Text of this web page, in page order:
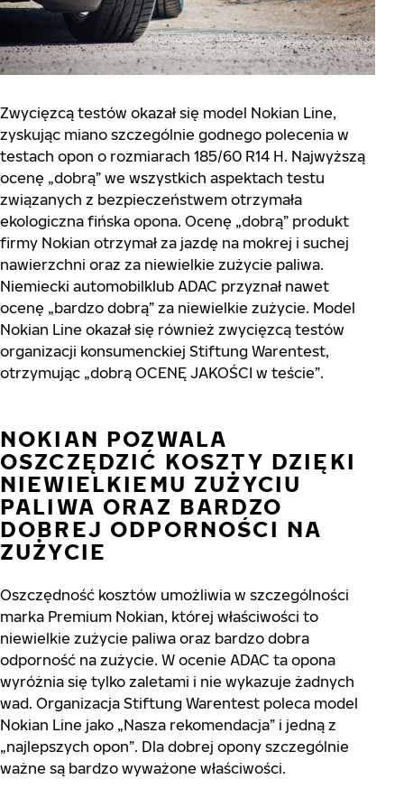
Zwycięzcą testów okazał się model Nokian Line,
zyskując miano szczególnie godnego polecenia w
testach opon o rozmiarach 185/60 R14 H. Najwyższą
ocenę „dobrą” we wszystkich aspektach testu
związanych z bezpieczeństwem otrzymała
ekologiczna fińska opona. Ocenę „dobrą” produkt
firmy Nokian otrzymał za jazdę na mokrej i suchej
nawierzchni oraz za niewielkie zużycie paliwa.
Niemiecki automobilklub ADAC przyznał nawet
ocenę „bardzo dobrą” za niewielkie zużycie. Model
Nokian Line okazał się również zwycięzcą testów
organizacji konsumenckiej Stiftung Warentest,
otrzymując „dobrą OCENĘ JAKOŚCI w teście”.
NOKIAN POZWALA
OSZCZĘDZIĆ KOSZTY DZIĘKI
NIEWIELKIEMU ZUŻYCIU
PALIWA ORAZ BARDZO
DOBREJ ODPORNOŚCI NA
ZUŻYCIE
Oszczędność kosztów umożliwia w szczególności
marka Premium Nokian, której właściwości to
niewielkie zużycie paliwa oraz bardzo dobra
odporność na zużycie. W ocenie ADAC ta opona
wyróżnia się tylko zaletami i nie wykazuje żadnych
wad. Organizacja Stiftung Warentest poleca model
Nokian Line jako „Nasza rekomendacja” i jedną z
„najlepszych opon”. Dla dobrej opony szczególnie
ważne są bardzo wyważone właściwości.